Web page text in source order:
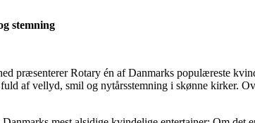
stemning
præsenterer Rotary én af Danmarks populæreste
af vellyd, smil og nytårsstemning i skønne kirker.